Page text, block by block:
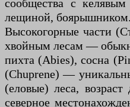
сообщества с
лещиной, боярышником.
Высокогорные части
хвойным лесам —
пихта (Abies), сосна
(Chuprene) —
(еловые) леса, возраст
северное